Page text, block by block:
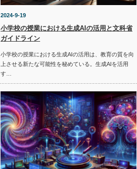
2024-9-19
小学校の授業における生成AIの活用と文科省
ガイドライン
小学校の授業における生成AIの活用は、教育の質を向
上させる新たな可能性を秘めている。生成AIを活用
す…